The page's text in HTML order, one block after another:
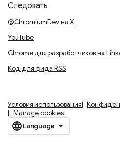
Следовать
@ChromiumDev на X
YouTube
Chrome для разработчиков на
Код для фида RSS
Условия использования
Manage cookies